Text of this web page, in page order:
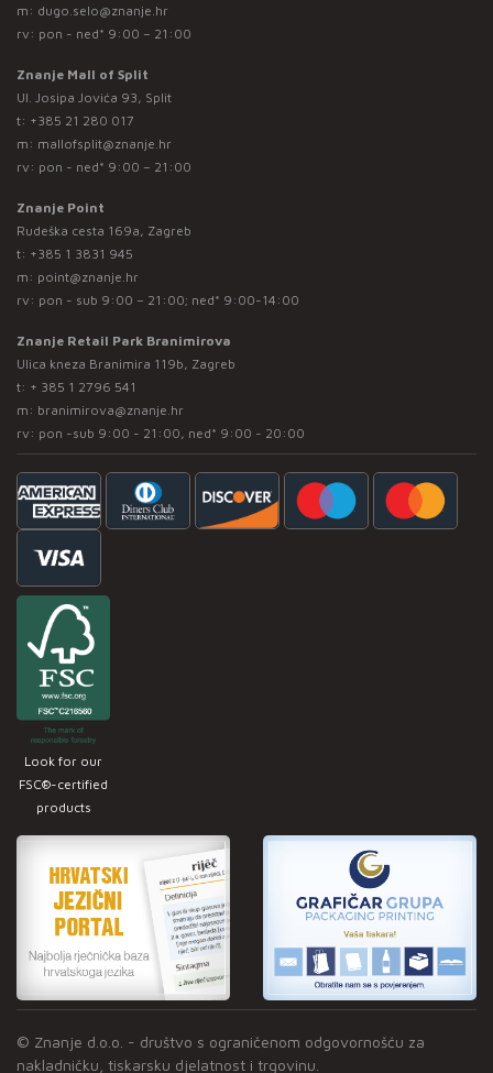
m: dugo.selo@znanje.hr
rv: pon - ned* 9:00 – 21:00
Znanje Mall of Split
Ul. Josipa Jovića 93, Split
t: +385 21 280 017
m: mallofsplit@znanje.hr
rv: pon - ned* 9:00 – 21:00
Znanje Point
Rudeška cesta 169a, Zagreb
t: +385 1 3831 945
m: point@znanje.hr
rv: pon - sub 9:00 – 21:00; ned* 9:00-14:00
Znanje Retail Park Branimirova
Ulica kneza Branimira 119b, Zagreb
t: + 385 1 2796 541
m: branimirova@znanje.hr
rv: pon -sub 9:00 - 21:00, ned* 9:00 - 20:00
Look for our
FSC®-certified
products
© Znanje d.o.o. - društvo s ograničenom odgovornošću za
nakladničku, tiskarsku djelatnost i trgovinu.